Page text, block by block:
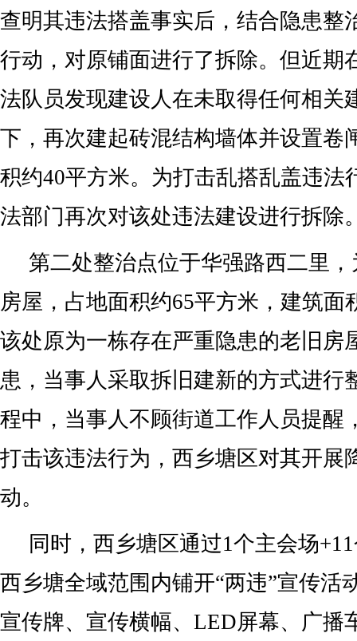
查明其违法搭盖事实后，结合隐患整
行动，对原铺面进行了拆除。但近期
法队员发现建设人在未取得任何相关
下，再次建起砖混结构墙体并设置卷
积约40平方米。为打击乱搭乱盖违法
法部门再次对该处违法建设进行拆除
第二处整治点位于华强路西二里
房屋，占地面积约65平方米，建筑面
该处原为一栋存在严重隐患的老旧房
患，当事人采取拆旧建新的方式进行
程中，当事人不顾街道工作人员提醒
打击该违法行为，西乡塘区对其开展
动。
同时，西乡塘区通过1个主会场
西乡塘全域范围内铺开“两违”宣传活
宣传牌、宣传横幅、LED屏幕、广播